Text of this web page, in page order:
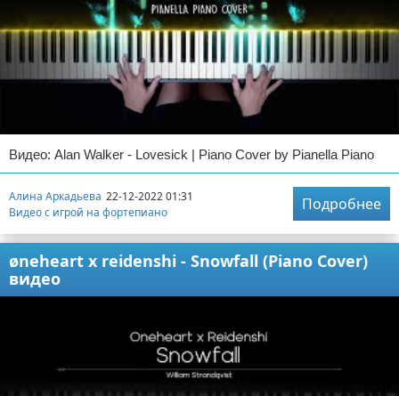
Видео: Alan Walker - Lovesick | Piano Cover by Pianella Piano
Алина Аркадьева 22-12-2022 01:31
Видео с игрой на фортепиано
Подробнее
øneheart x reidenshi - Snowfall (Piano Cover)
видео